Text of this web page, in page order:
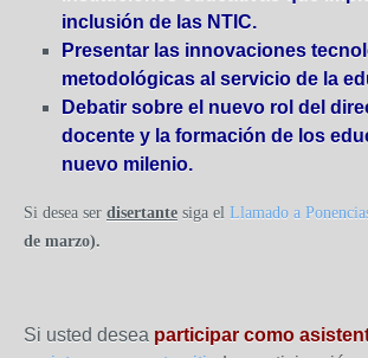
inclusión de las NTIC.
Presentar las innovaciones
metodológicas al servicio de la
Debatir sobre el nuevo rol del
docente y la formación de los
nuevo milenio.
Si desea ser disertante siga el Llamado a
de marzo).
Si usted desea participar como